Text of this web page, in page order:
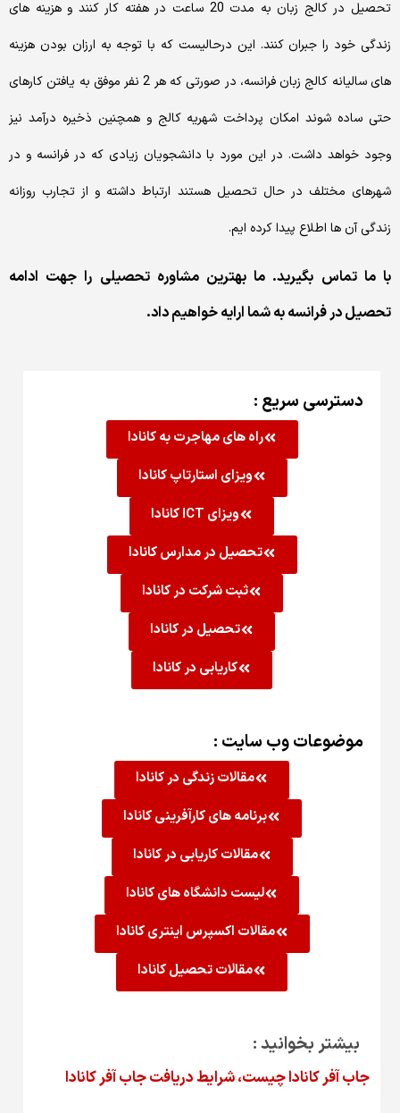
دسترسی سریع :
راه های مهاجرت به کانادا
ویزای استارتاپ کانادا
ویزای ICT کانادا
تحصیل در مدارس کانادا
ثبت شرکت در کانادا
تحصیل در کانادا
کاریابی در کانادا
موضوعات وب سایت :
مقالات زندگی در کانادا
برنامه های کارآفرینی کانادا
مقالات کاریابی در کانادا
لیست دانشگاه های کانادا
مقالات اکسپرس اینتری کانادا
مقالات تحصیل کانادا
بیشتر بخوانید :
جاب آفر کانادا چیست، شرایط دریافت جاب آفر کانادا
تحصیل در کالج زبان به مدت 20 ساعت در هفته کار کنند و هزینه های
زندگی خود را جبران کنند. این درحالیست که با توجه به ارزان بودن هزینه
های سالیانه کالج زبان فرانسه، در صورتی که هر 2 نفر موفق به یافتن کارهای
حتی ساده شوند امکان پرداخت شهریه کالج و همچنین ذخیره درآمد نیز
وجود خواهد داشت. در این مورد با دانشجویان زیادی که در فرانسه و در
شهرهای مختلف در حال تحصیل هستند ارتباط داشته و از تجارب روزانه
زندگی آن ها اطلاع پیدا کرده ایم.
با ما تماس بگیرید. ما بهترین مشاوره تحصیلی را جهت ادامه
تحصیل در فرانسه به شما ارایه خواهیم داد.